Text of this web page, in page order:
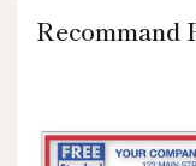
Recommand